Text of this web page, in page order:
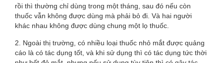
rồi thì thường chỉ dùng trong một tháng, sau đó nếu còn
thuốc vẫn không được dùng mà phải bỏ đi. Và hai người
khác nhau không được dùng chung một lọ thuốc.
2. Ngoài thị trường, có nhiều loại thuốc nhỏ mắt được quảng
cáo là có tác dụng tốt, và khi sử dụng thì có tác dụng tức thời